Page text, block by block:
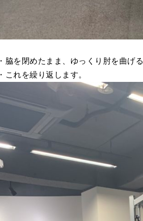
・脇を閉めたまま、ゆっくり肘を曲げる
・これを繰り返します。